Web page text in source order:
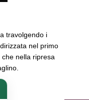
travolgendo i
nel primo
nella ripresa